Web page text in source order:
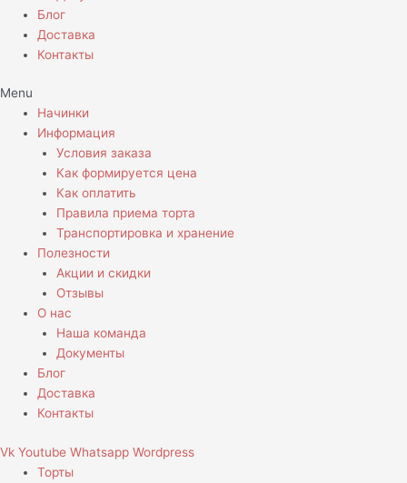
Блог
Доставка
Контакты
Menu
Начинки
Информация
Условия заказа
Как формируется цена
Как оплатить
Правила приема торта
Транспортировка и хранение
Полезности
Акции и скидки
Отзывы
О нас
Наша команда
Документы
Блог
Доставка
Контакты
Vk Youtube Whatsapp Wordpress
Торты